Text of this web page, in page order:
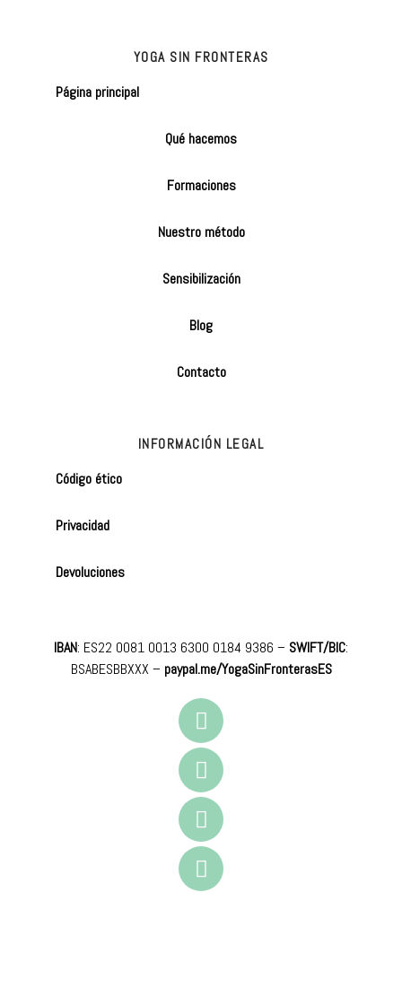
YOGA SIN FRONTERAS
Página principal
Qué hacemos
Formaciones
Nuestro método
Sensibilización
Blog
Contacto
INFORMACIÓN LEGAL
Código ético
Privacidad
Devoluciones
IBAN: ES22 0081 0013 6300 0184 9386 – SWIFT/BIC:
BSABESBBXXX – paypal.me/YogaSinFronterasES